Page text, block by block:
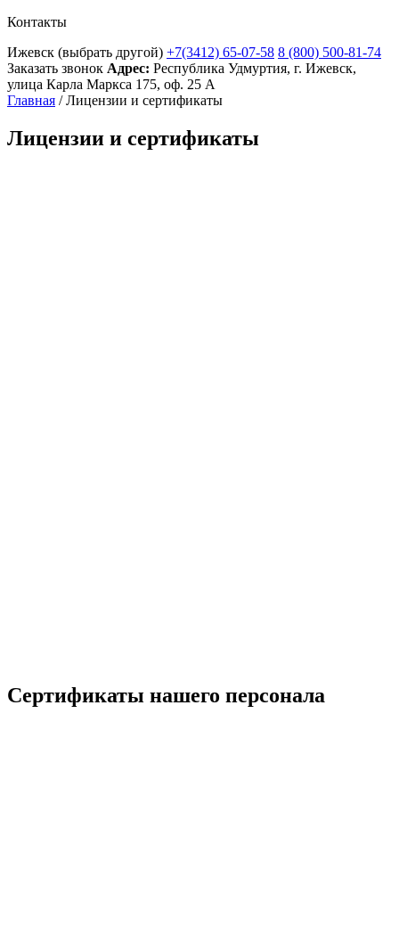
Контакты
Ижевск (выбрать другой) +7(3412) 65-07-58 8 (800) 500-81-74
Заказать звонок Адрес: Республика Удмуртия, г. Ижевск,
улица Карла Маркса 175, оф. 25 А
Главная /Лицензии и сертификаты
Лицензии и сертификаты
Сертификаты нашего персонала